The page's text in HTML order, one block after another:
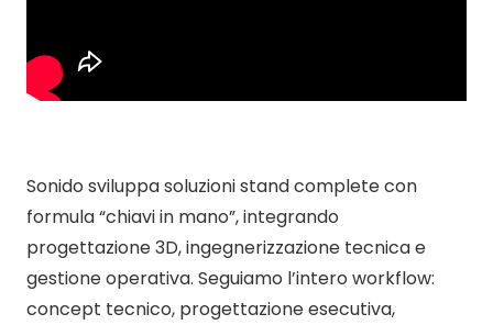
Sonido sviluppa soluzioni stand complete con
formula “chiavi in mano”, integrando
progettazione 3D, ingegnerizzazione tecnica e
gestione operativa. Seguiamo l’intero workflow:
concept tecnico, progettazione esecutiva,